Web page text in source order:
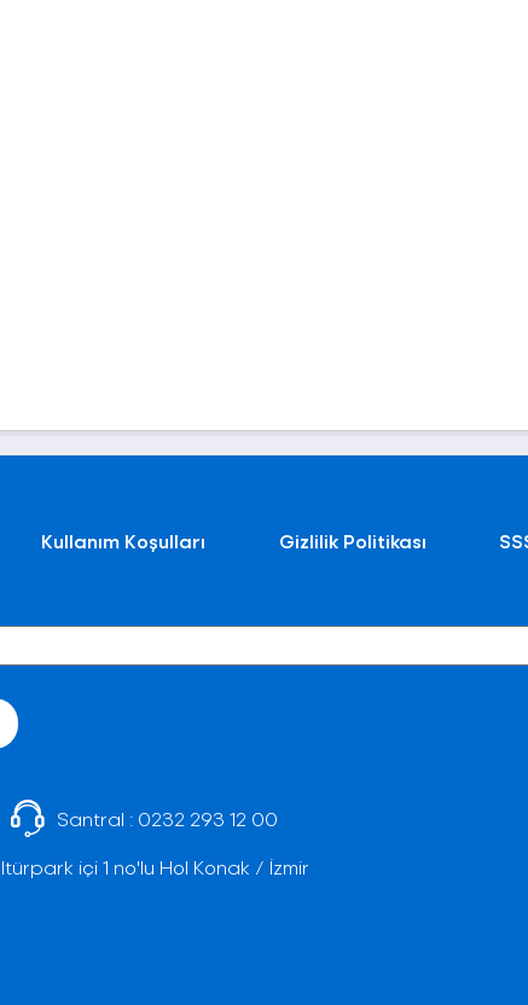
Kullanım Koşulları Gizlilik Politikası
Santral : 0232 293 12 00
içi 1 no'lu Hol Konak / İzmir